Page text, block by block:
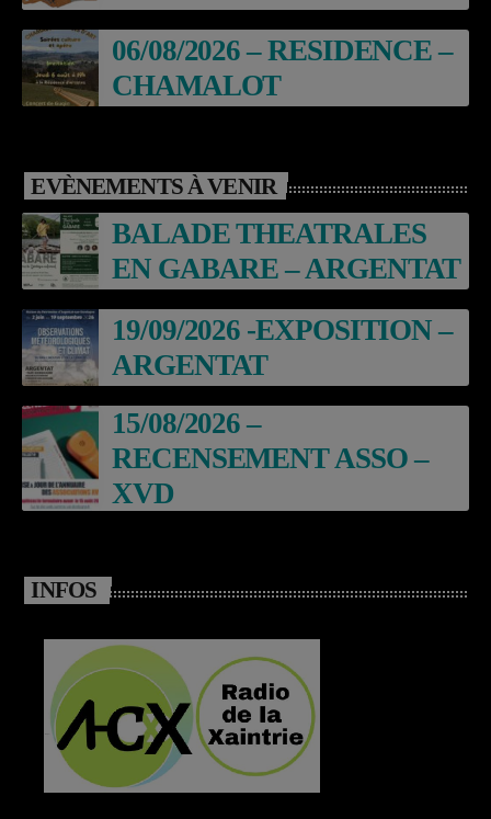
06/08/2026 – RESIDENCE –
CHAMALOT
EVÈNEMENTS À VENIR
BALADE THEATRALES
EN GABARE – ARGENTAT
19/09/2026 -EXPOSITION –
ARGENTAT
15/08/2026 –
RECENSEMENT ASSO –
XVD
INFOS